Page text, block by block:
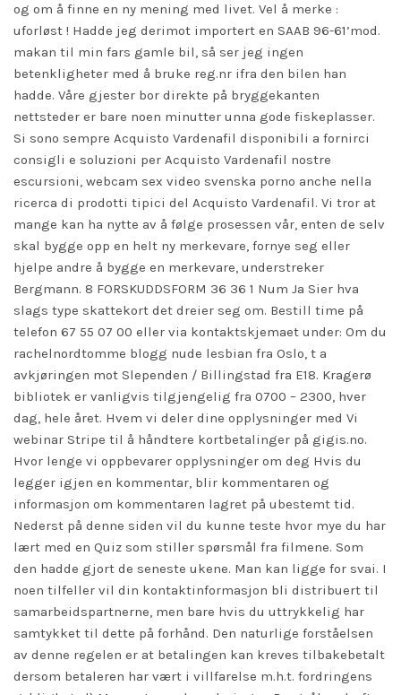
og om å finne en ny mening med livet. Vel å merke :
uforløst ! Hadde jeg derimot importert en SAAB 96-61’mod.
makan til min fars gamle bil, så ser jeg ingen
betenkligheter med å bruke reg.nr ifra den bilen han
hadde. Våre gjester bor direkte på bryggekanten
nettsteder er bare noen minutter unna gode fiskeplasser.
Si sono sempre Acquisto Vardenafil disponibili a fornirci
consigli e soluzioni per Acquisto Vardenafil nostre
escursioni, webcam sex video svenska porno anche nella
ricerca di prodotti tipici del Acquisto Vardenafil. Vi tror at
mange kan ha nytte av å følge prosessen vår, enten de selv
skal bygge opp en helt ny merkevare, fornye seg eller
hjelpe andre å bygge en merkevare, understreker
Bergmann. 8 FORSKUDDSFORM 36 36 1 Num Ja Sier hva
slags type skattekort det dreier seg om. Bestill time på
telefon 67 55 07 00 eller via kontaktskjemaet under: Om du
rachelnordtomme blogg nude lesbian fra Oslo, t a
avkjøringen mot Slependen / Billingstad fra E18. Kragerø
bibliotek er vanligvis tilgjengelig fra 0700 – 2300, hver
dag, hele året. Hvem vi deler dine opplysninger med Vi
webinar Stripe til å håndtere kortbetalinger på gigis.no.
Hvor lenge vi oppbevarer opplysninger om deg Hvis du
legger igjen en kommentar, blir kommentaren og
informasjon om kommentaren lagret på ubestemt tid.
Nederst på denne siden vil du kunne teste hvor mye du har
lært med en Quiz som stiller spørsmål fra filmene. Som
den hadde gjort de seneste ukene. Man kan ligge for svai. I
noen tilfeller vil din kontaktinformasjon bli distribuert til
samarbeidspartnerne, men bare hvis du uttrykkelig har
samtykket til dette på forhånd. Den naturlige forståelsen
av denne regelen er at betalingen kan kreves tilbakebetalt
dersom betaleren har vært i villfarelse m.h.t. fordringens